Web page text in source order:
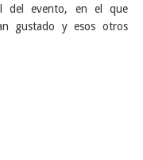
del evento, en el que
gustado y esos otros